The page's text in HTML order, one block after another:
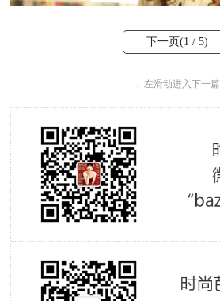
下一页(1 / 5)
←左滑动进入下一篇